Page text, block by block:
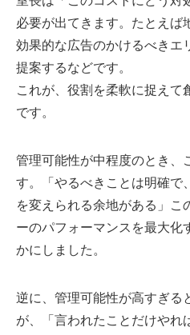
必要が出てきます。たとえば
効果的な広告のかけるべきエ
提案するなどです。
これが、役割を柔軟に捉えて
です。
管理可能性が中程度のとき、
す。「やるべきことは明確で
を変えられる余地がある」こ
ーのパフォーマンスを最大化
かにしました。
逆に、管理可能性が高すぎる
が、「言われたことだけやれ